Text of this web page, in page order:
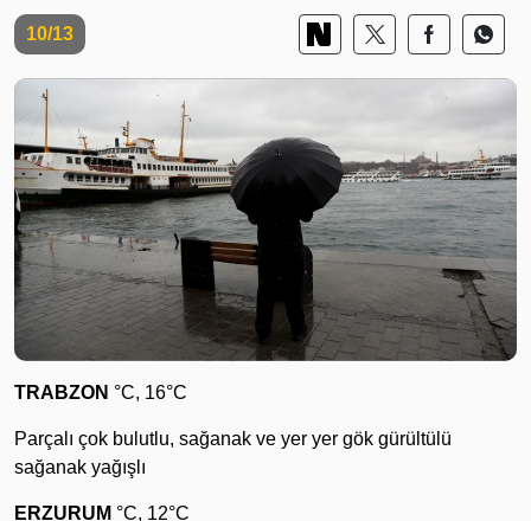
10/13
TRABZON °C, 16°C
Parçalı çok bulutlu, sağanak ve yer yer gök gürültülü
sağanak yağışlı
ERZURUM °C, 12°C